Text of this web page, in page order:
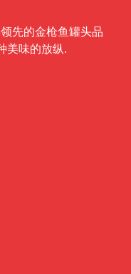
先的金枪鱼罐头品
美味的放纵.